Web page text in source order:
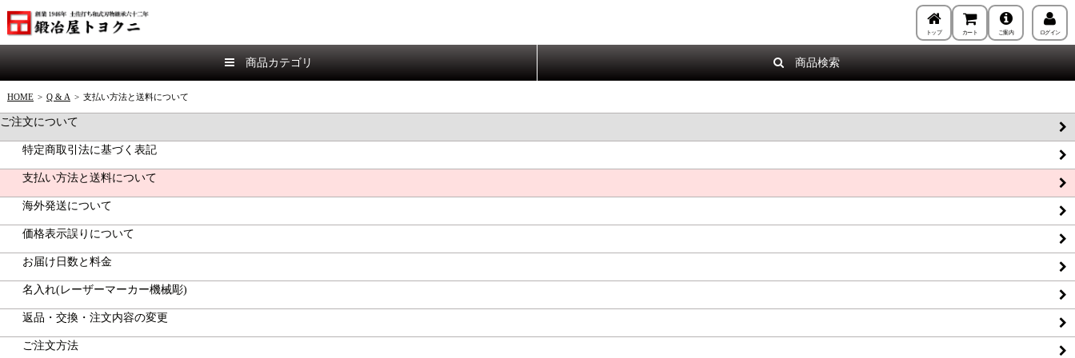
トップ カート ご案内 ログイン
商品カテゴリ 商品検索
HOME > Q & A > 支払い方法と送料について
ご注文について
特定商取引法に基づく表記
支払い方法と送料について
海外発送について
価格表示誤りについて
お届け日数と料金
名入れ(レーザーマーカー機械彫)
返品・交換・注文内容の変更
ご注文方法